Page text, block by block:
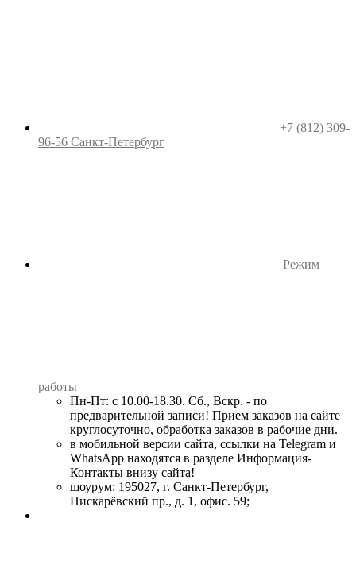
+7 (812) 309-
96-56 Санкт-Петербург
Режим
работы
Пн-Пт: с 10.00-18.30. Сб., Вскр. - по
предварительной записи! Прием заказов на сайте
круглосуточно, обработка заказов в рабочие дни.
в мобильной версии сайта, ссылки на Telegram и
WhatsApp находятся в разделе Информация-
Контакты внизу сайта!
шоурум: 195027, г. Санкт-Петербург,
Пискарёвский пр., д. 1, офис. 59;